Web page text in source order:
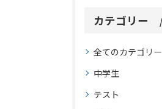
カテゴリー
全てのカテゴリー
中学生
テスト